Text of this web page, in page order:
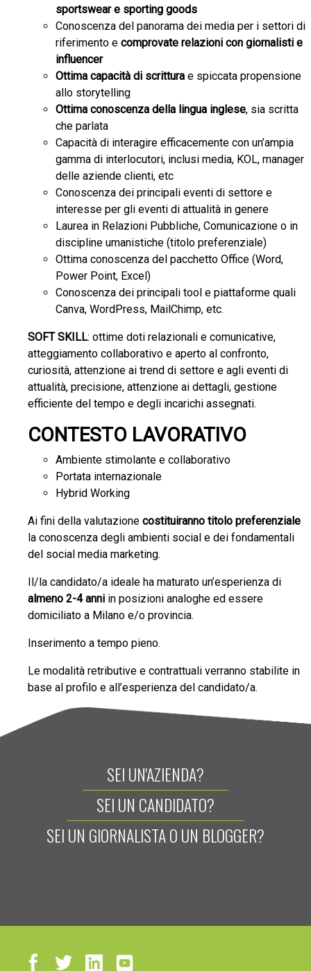
sportswear e sporting goods
Conoscenza del panorama dei media per i settori di
riferimento e comprovate relazioni con giornalisti e
influencer
Ottima capacità di scrittura e spiccata propensione
allo storytelling
Ottima conoscenza della lingua inglese, sia scritta
che parlata
Capacità di interagire efficacemente con un’ampia
gamma di interlocutori, inclusi media, KOL, manager
delle aziende clienti, etc
Conoscenza dei principali eventi di settore e
interesse per gli eventi di attualità in genere
Laurea in Relazioni Pubbliche, Comunicazione o in
discipline umanistiche (titolo preferenziale)
Ottima conoscenza del pacchetto Office (Word,
Power Point, Excel)
Conoscenza dei principali tool e piattaforme quali
Canva, WordPress, MailChimp, etc.
SOFT SKILL: ottime doti relazionali e comunicative,
atteggiamento collaborativo e aperto al confronto,
curiosità, attenzione ai trend di settore e agli eventi di
attualità, precisione, attenzione ai dettagli, gestione
efficiente del tempo e degli incarichi assegnati.
CONTESTO LAVORATIVO
Ambiente stimolante e collaborativo
Portata internazionale
Hybrid Working
Ai fini della valutazione costituiranno titolo preferenziale
la conoscenza degli ambienti social e dei fondamentali
del social media marketing.
Il/la candidato/a ideale ha maturato un’esperienza di
almeno 2-4 anni in posizioni analoghe ed essere
domiciliato a Milano e/o provincia.
Inserimento a tempo pieno.
Le modalità retributive e contrattuali verranno stabilite in
base al profilo e all’esperienza del candidato/a.
SEI UN'AZIENDA?
SEI UN CANDIDATO?
SEI UN GIORNALISTA O UN BLOGGER?